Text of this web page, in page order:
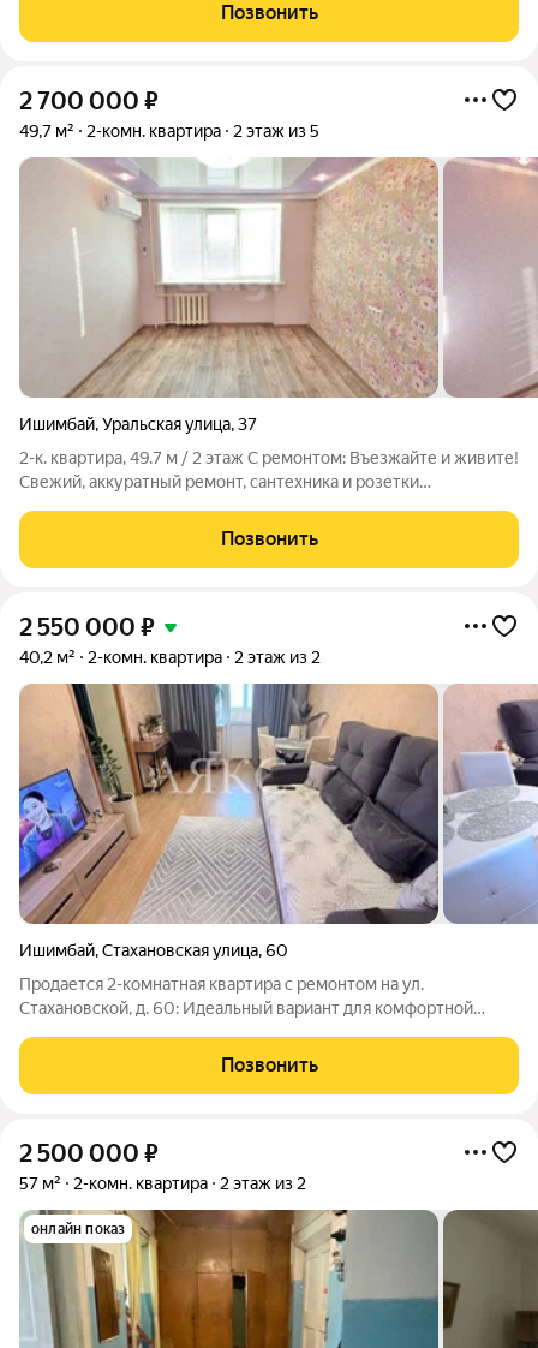
Позвонить
2 700 000 ₽
49,7 м² 2-комн. квартира 2 этаж из 5
Ишимбай,Уральская улица,37
2-к. квартира, 49.7 м / 2 этаж С ремонтом: Въезжайте и живите!
Свежий, аккуратный ремонт, сантехника и розетки
Инфраструктура: Мечеть в пешей доступности, детская школа
(можно водить ребенка пешком),
Позвонить
2 550 000 ₽
40,2 м² 2-комн. квартира 2 этаж из 2
Ишимбай,Стахановская улица,60
Продается 2-комнатная квартира с ремонтом на ул.
Стахановской, д. 60: Идеальный вариант для комфортной
квартире выполнен свежий косметический ремонт. Заменена
электропроводка, установлены
Позвонить
2 500 000 ₽
57 м² 2-комн. квартира 2 этаж из 2
онлайн показ